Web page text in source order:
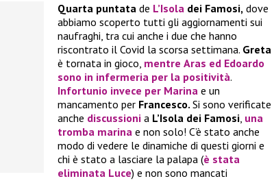
Quarta puntata de L’Isola dei Famosi, dove
abbiamo scoperto tutti gli aggiornamenti sui
naufraghi, tra cui anche i due che hanno
riscontrato il Covid la scorsa settimana. Greta
è tornata in gioco, mentre Aras ed Edoardo
sono in infermeria per la positività.
Infortunio invece per Marina e un
mancamento per Francesco. Si sono verificate
anche discussioni a L’Isola dei Famosi una
tromba marina e non solo! C’è stato anche
modo di vedere le dinamiche di questi giorni e
chi è stato a lasciare la palapa (è stata
eliminata Luce) e non sono mancati